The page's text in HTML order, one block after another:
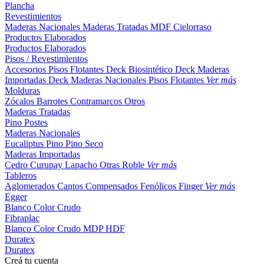
Plancha
Revestimientos
Maderas Nacionales Maderas Tratadas MDF Cielorraso
Productos Elaborados
Productos Elaborados
Pisos / Revestimientos
Accesorios Pisos Flotantes Deck Biosintético Deck Maderas
Importadas Deck Maderas Nacionales Pisos Flotantes Ver más
Molduras
Zócalos Barrotes Contramarcos Otros
Maderas Tratadas
Pino Postes
Maderas Nacionales
Eucaliptus Pino Pino Seco
Maderas Importadas
Cedro Curupay Lapacho Otras Roble Ver más
Tableros
Aglomerados Cantos Compensados Fenólicos Finger Ver más
Egger
Blanco ColorCrudo
Fibraplac
Blanco ColorCrudo MDPHDF
Duratex
Duratex
Creá tu cuenta